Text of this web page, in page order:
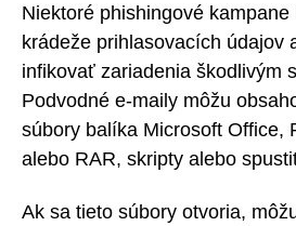
Niektoré phishingové
krádeže prihlasovacích údajov
infikovať zariadenia škodlivým
Podvodné e-maily môžu
súbory balíka Microsoft Office,
alebo RAR, skripty alebo
Ak sa tieto súbory otvoria,